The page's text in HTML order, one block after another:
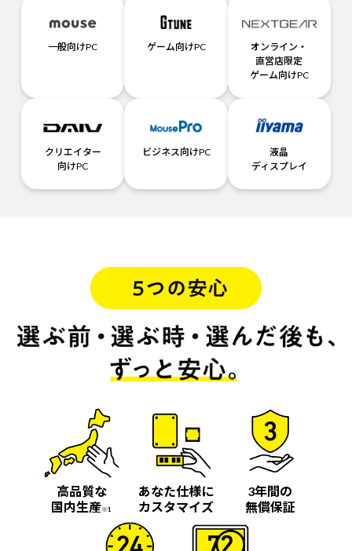
一般向けPC ゲーム向けPC
オンライン・
直営店限定
ゲーム向けPC
クリエイター
向けPC
ビジネス向けPC
液晶
ディスプレイ
高品質な
国内生産※1
あなた仕様に
カスタマイズ
3年間の
無償保証